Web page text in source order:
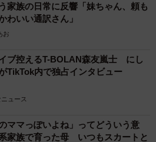
家族の日常に反響「妹ちゃん、頼も
わいい通訳さん」
お
ブ控えるT-BOLAN森友嵐士 にし
TikTok内で独占インタビュー
ニュース
ママっぽいよね」ってどういう意
家族で育った母 いつもスカートと